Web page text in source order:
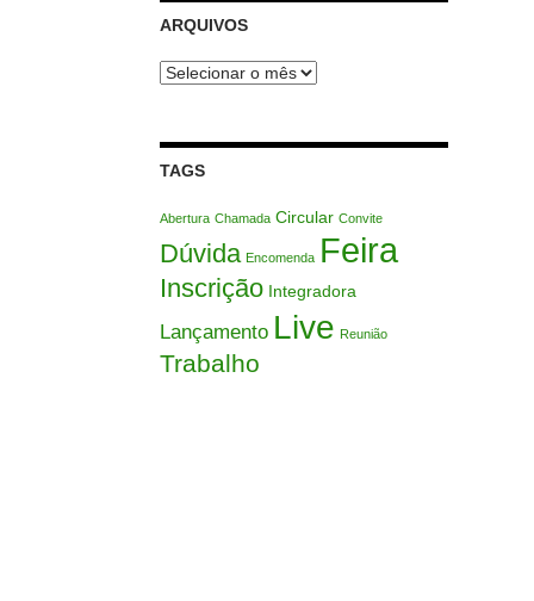
ARQUIVOS
Arquivos
TAGS
Abertura Chamada Circular Convite
Dúvida Encomenda Feira
Inscrição Integradora
Lançamento Live Reunião
Trabalho